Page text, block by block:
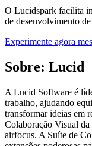
O Lucidspark facilita
de desenvolvimento
Experimente agora
Sobre: Lucid
A Lucid Software é
trabalho, ajudando
transformar ideias em
Colaboração Visual
airfocus. A Suíte de